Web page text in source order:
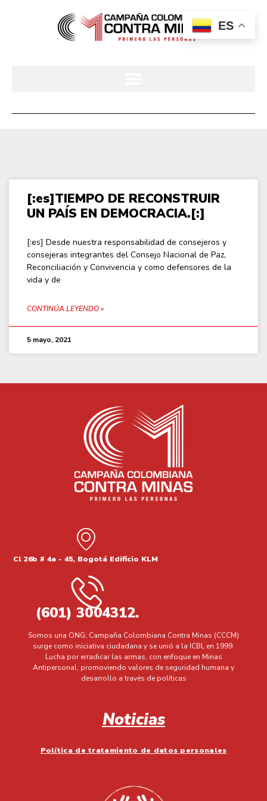
[:es]TIEMPO DE RECONSTRUIR
UN PAÍS EN DEMOCRACIA.[:]
[:es] Desde nuestra responsabilidad de consejeros y
consejeras integrantes del Consejo Nacional de Paz,
Reconciliación y Convivencia y como defensores de la
vida y de
CONTINÚA LEYENDO »
5 mayo, 2021
Cl 26b # 4a - 45, Bogotá Edificio KLM
(601) 3004312.
Somos una ONG; Campaña Colombiana Contra Minas (CCCM)
surge como iniciativa ciudadana y se unió a la ICBL en 1999.
Lucha por erradicar las armas, con enfoque en Minas
Antipersonal, promoviendo valores de seguridad humana y
desarrollo a través de políticas
Noticias
Política de tratamiento de datos personales
ES